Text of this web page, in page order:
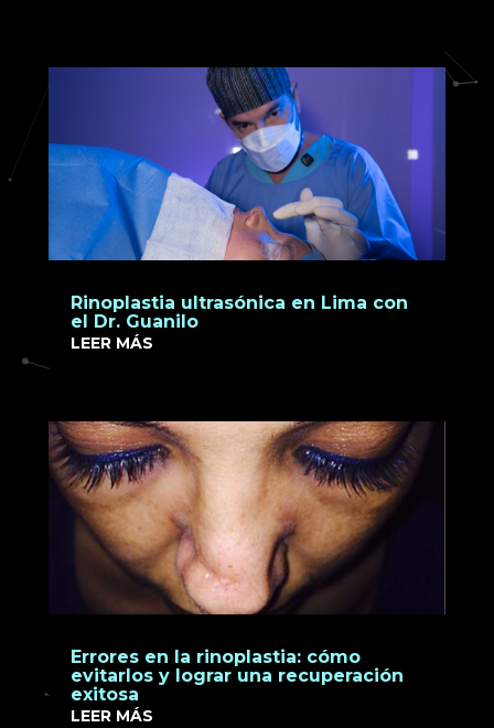
Rinoplastia ultrasónica en Lima con
el Dr. Guanilo
LEER MÁS
Errores en la rinoplastia: cómo
evitarlos y lograr una recuperación
exitosa
LEER MÁS